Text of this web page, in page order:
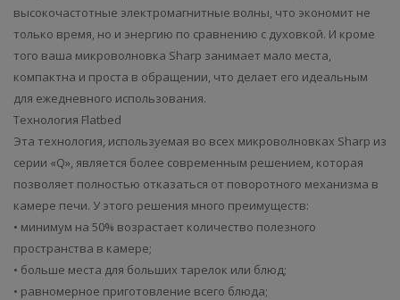
высокочастотные электромагнитные волны, что экономит не
только время, но и энергию по сравнению с духовкой. И кроме
того ваша микроволновка Sharp занимает мало места,
компактна и проста в обращении, что делает его идеальным
для ежедневного использования.
Технология Flatbed
Эта технология, используемая во всех микроволновках Sharp из
серии «Q», является более современным решением, которая
позволяет полностью отказаться от поворотного механизма в
камере печи. У этого решения много преимуществ:
• минимум на 50% возрастает количество полезного
пространства в камере;
• больше места для больших тарелок или блюд;
• равномерное приготовление всего блюда;